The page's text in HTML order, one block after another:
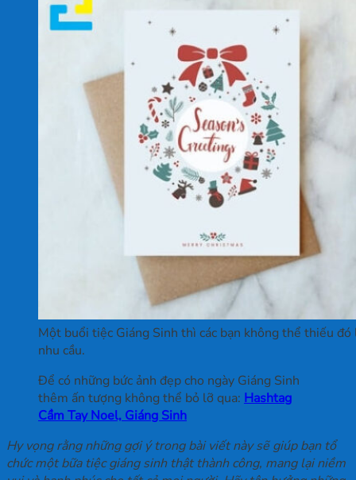
Một buổi tiệc Giáng Sinh thì các bạn không thể thiếu
nhu cầu.
Để có những bức ảnh đẹp cho ngày Giáng Sinh
thêm ấn tượng không thể bỏ lỡ qua: Hashtag
Cầm Tay Noel, Giáng Sinh
Hy vọng rằng những gợi ý trong bài viết này sẽ giúp bạn tổ
chức một bữa tiệc giáng sinh thật thành công, mang lại niềm